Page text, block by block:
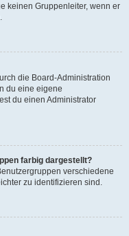
keinen Gruppenleiter, wenn er
die Board-Administration
du eine eigene
du einen Administrator
farbig dargestellt?
verschiedene
zu identifizieren sind.